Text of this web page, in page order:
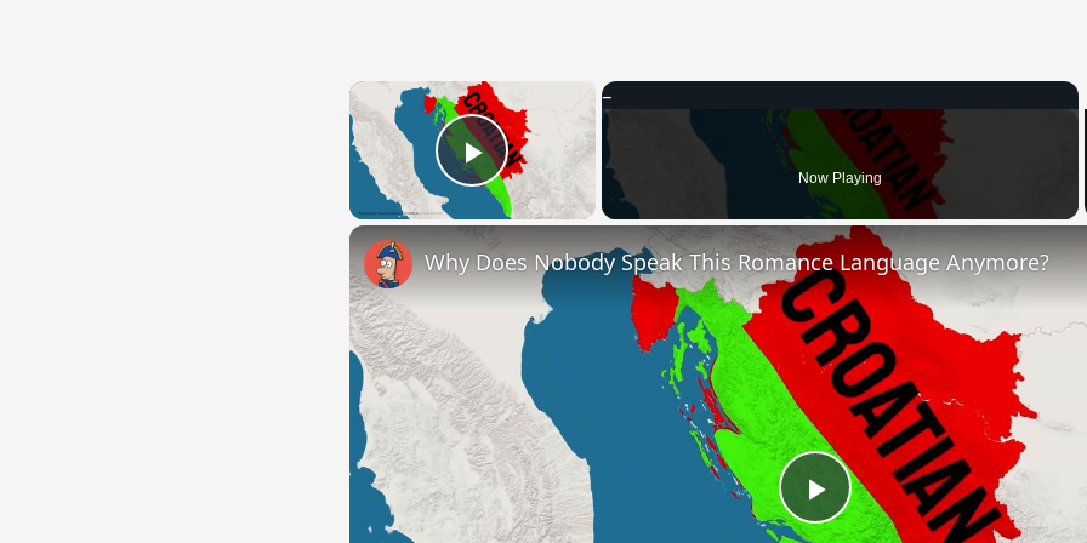
×
Play Video Now Playing
Play
Why Does Nobody Speak This Romance Language Anymore?